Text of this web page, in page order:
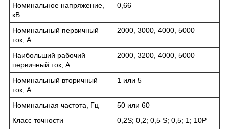
Номинальное напряжение,
кВ
0,66
Номинальный первичный
ток, А
2000, 3000, 4000, 5000
Наибольший рабочий
первичный ток, А
2000, 3200, 4000, 5000
Номинальный вторичный
ток, А
1 или 5
Номинальная частота, Гц
50 или 60
Класс точности
0,2S; 0,2; 0,5 S; 0,5; 1; 10P